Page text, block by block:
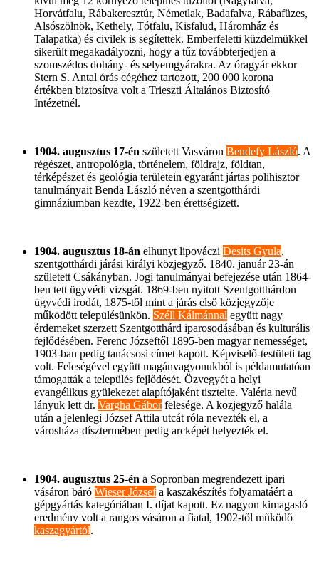
Horvátfalu, Rábakeresztúr, Németlak, Badafalva, Rábafüzes,
Alsószölnök, Kethely, Tótfalu, Kisfalud, Háromház és
Talapatka) és civilek is segítettek. Emberfeletti küzdelmükkel
sikerült megakadályozni, hogy a tűz továbbterjedjen a
szomszédos dohány- és selyemgyárakra. Az óragyár ekkor
Stern S. Antal órás cégéhez tartozott, 200 000 korona
értékben biztosítva volt a Trieszti Általános Biztosító
Intézetnél.
1904. augusztus 17-én született Vasváron Bendefy László. A
régészet, antropológia, történelem, földrajz, földtan,
térképészet és geológia területein egyaránt jártas polihisztor
tanulmányait Benda László néven a szentgotthárdi
gimnáziumban kezdte, 1922-ben érettségizett.
1904. augusztus 18-án elhunyt lipováczi Desits Gyula,
szentgotthárdi járási királyi közjegyző. 1840. január 23-án
született Csákányban. Jogi tanulmányai befejezése után 1864-
ben tett ügyvédi vizsgát. 1869-ben nyitott Szentgotthárdon
ügyvédi irodát, 1875-től mint a járás első közjegyzője
működött településünkön. Széll Kálmánnal együtt nagy
érdemeket szerzett Szentgotthárd iparosodásában és kulturális
fejlődésében. Ferenc Józseftől 1895-ben magyar nemességet,
1903-ban pedig tanácsosi címet kapott. Képviselő-testületi tag
volt. Feleségével együtt magánvagyonukból is példamutatóan
támogatták a település fejlődését. Özvegyét a helyi
evangélikus gyülekezet alapítójaként tisztelte. Valéria nevű
lányuk lett dr. Vargha Gábor felesége. A közjegyző halála
után a jelenlegi József Attila utcát róla nevezték el, a
városháza dísztermében pedig arcképét helyezték el.
1904. augusztus 25-én a Sopronban megrendezett ipari
vásáron báró Wieser József a kaszakészítés folyamatáért a
gépgyártás kategóriában I. díjat kapott. Ez nagyon kimagasló
eredmény volt a rangos vásáron a fiatal, 1902-től működő
kaszagyártól.